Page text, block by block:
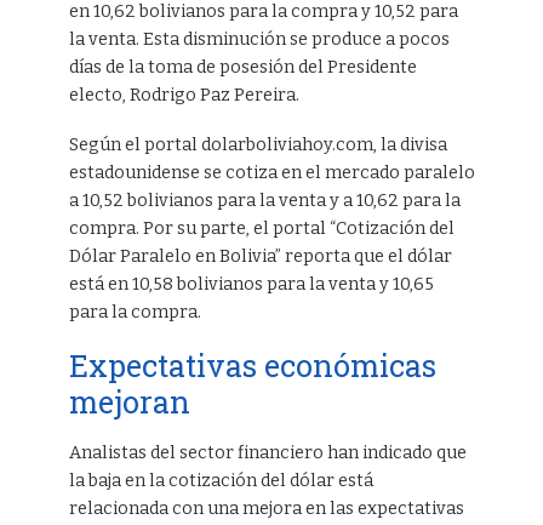
en 10,62 bolivianos para la compra y 10,52 para
la venta. Esta disminución se produce a pocos
días de la toma de posesión del Presidente
electo, Rodrigo Paz Pereira.
Según el portal dolarboliviahoy.com, la divisa
estadounidense se cotiza en el mercado paralelo
a 10,52 bolivianos para la venta y a 10,62 para la
compra. Por su parte, el portal “Cotización del
Dólar Paralelo en Bolivia” reporta que el dólar
está en 10,58 bolivianos para la venta y 10,65
para la compra.
Expectativas económicas
mejoran
Analistas del sector financiero han indicado que
la baja en la cotización del dólar está
relacionada con una mejora en las expectativas